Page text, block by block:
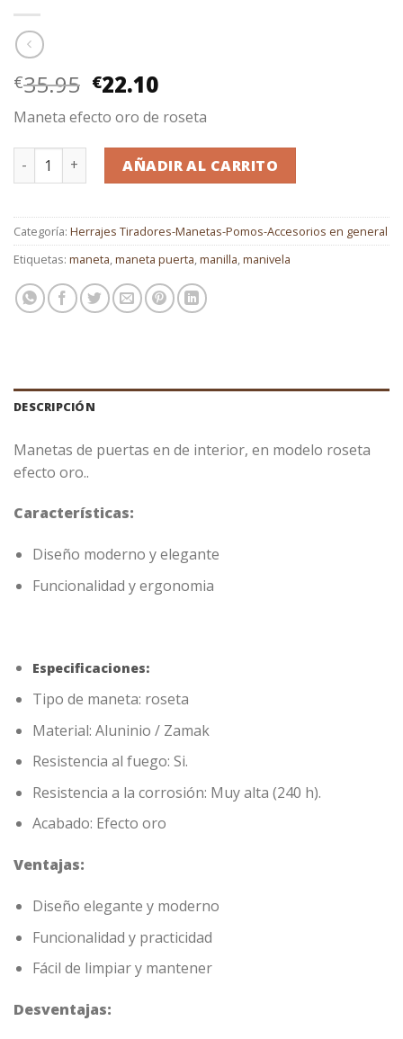
€35.95 El
precio
original
era:
€35.95.
€22.10El
precio
actual
es:
€22.10.
Maneta efecto oro de roseta
Maneta roseta efecto oro cantidad
AÑADIR AL CARRITO
Categoría: Herrajes Tiradores-Manetas-Pomos-Accesorios en general
Etiquetas: maneta,maneta puerta,manilla,manivela
DESCRIPCIÓN
Manetas de puertas en de interior, en modelo roseta
efecto oro..
Características:
Diseño moderno y elegante
Funcionalidad y ergonomia
Especificaciones:
Tipo de maneta: roseta
Material: Aluninio / Zamak
Resistencia al fuego: Si.
Resistencia a la corrosión: Muy alta (240 h).
Acabado: Efecto oro
Ventajas:
Diseño elegante y moderno
Funcionalidad y practicidad
Fácil de limpiar y mantener
Desventajas: